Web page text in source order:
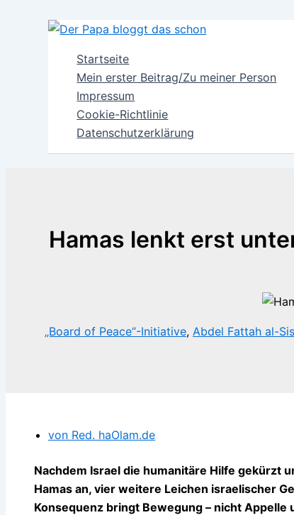
Startseite
Mein erster Beitrag/Zu meiner Person
Impressum
Cookie-Richtlinie
Datenschutzerklärung
Hamas lenkt erst
„Board of Peace“-Initiative, Abdel Fattah al-
von Red. haOlam.de
Nachdem Israel die humanitäre Hilfe gekürzt
Hamas an, vier weitere Leichen israelischer
Konsequenz bringt Bewegung – nicht Appelle